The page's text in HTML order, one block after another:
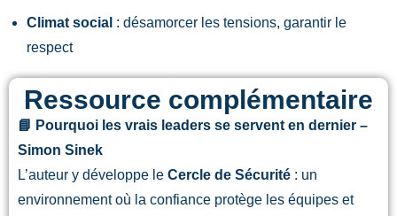
Climat social : désamorcer les tensions, garantir le
respect
Ressource complémentaire
📘 Pourquoi les vrais leaders se servent en dernier –
Simon Sinek
L’auteur y développe le Cercle de Sécurité : un
environnement où la confiance protège les équipes et